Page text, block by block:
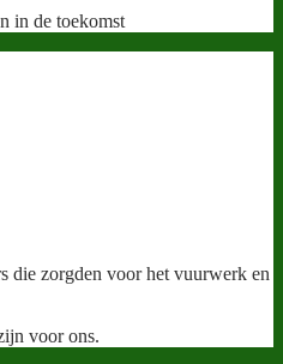
in de toekomst
die zorgden voor het vuurwerk en
voor ons.